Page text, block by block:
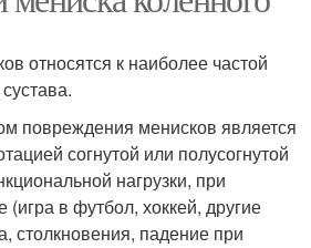
относятся к наиболее частой
повреждения менисков является
согнутой или полусогнутой
нагрузки, при
в футбол, хоккей, другие
столкновения, падение при